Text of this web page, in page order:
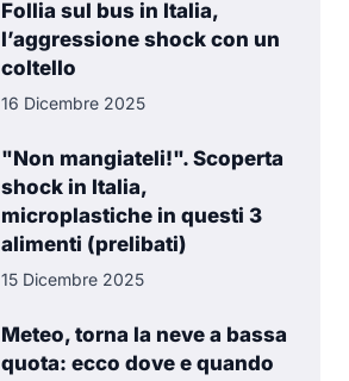
Follia sul bus in Italia,
l’aggressione shock con un
coltello
16 Dicembre 2025
"Non mangiateli!". Scoperta
shock in Italia,
microplastiche in questi 3
alimenti (prelibati)
15 Dicembre 2025
Meteo, torna la neve a bassa
quota: ecco dove e quando